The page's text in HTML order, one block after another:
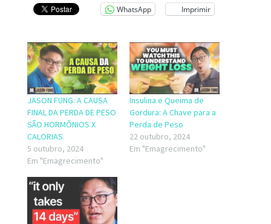
WhatsApp Imprimir
JASON FUNG: A CAUSA
FINAL DA PERDA DE PESO
SÃO HORMÔNIOS X
CALORIAS
5 outubro, 2024
Em "Emagrecimento"
Insulina e Queima de
Gordura: A Chave para a
Perda de Peso
22 outubro, 2024
Em "Emagrecimento"